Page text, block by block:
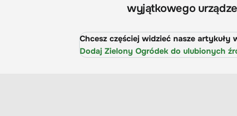
wyjątkowego
Chcesz częściej widzieć nasze artykuły
Dodaj Zielony Ogródek do ulubionych